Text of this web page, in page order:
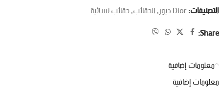
التصنيفات:Dior ديور ,الحقائب,حقائب نسائية
Share:
معلومات إضافية
معلومات إضافية